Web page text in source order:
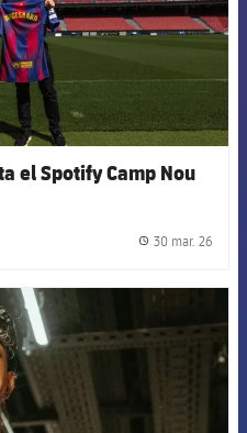
el Spotify Camp Nou
30 mar. 26
FCB Barcelona badge